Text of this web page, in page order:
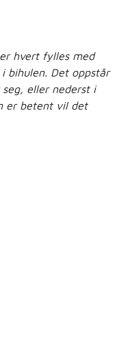
hvert fylles med
bihulen. Det oppstår
eller nederst i
er betent vil det